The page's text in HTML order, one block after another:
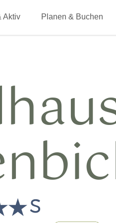
Aktiv Planen & Buchen